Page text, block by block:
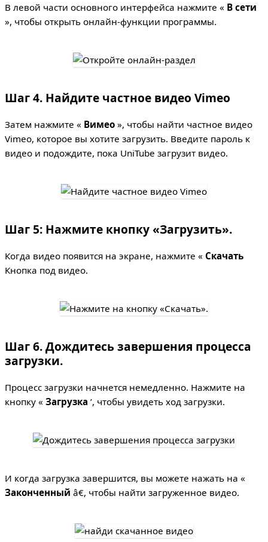
В левой части основного интерфейса нажмите « В сети
», чтобы открыть онлайн-функции программы.
Шаг 4. Найдите частное видео Vimeo
Затем нажмите « Вимео », чтобы найти частное видео
Vimeo, которое вы хотите загрузить. Введите пароль к
видео и подождите, пока UniTube загрузит видео.
Шаг 5: Нажмите кнопку «Загрузить».
Когда видео появится на экране, нажмите « Скачать
Кнопка под видео.
Шаг 6. Дождитесь завершения процесса
загрузки.
Процесс загрузки начнется немедленно. Нажмите на
кнопку « Загрузка ’, чтобы увидеть ход загрузки.
И когда загрузка завершится, вы можете нажать на «
Законченный â€, чтобы найти загруженное видео.